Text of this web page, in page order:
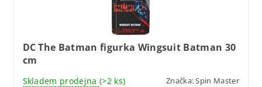
DC The Batman figurka Wingsuit Batman 30
cm
Skladem prodejna (>2 ks) Značka:Spin Master